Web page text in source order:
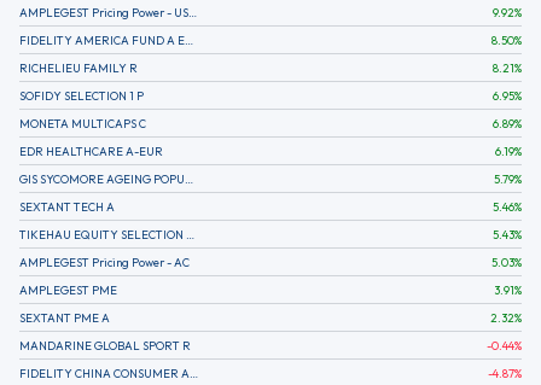
9.92%
8.50%
RICHELIEU FAMILY R
8.21%
SOFIDY SELECTION 1 P
6.95%
MONETA MULTICAPS C
6.89%
EDR HEALTHCARE A-EUR
6.19%
5.79%
SEXTANT TECH A
5.46%
5.43%
AMPLEGEST Pricing Power - AC
5.03%
AMPLEGEST PME
3.91%
SEXTANT PME A
2.32%
MANDARINE GLOBAL SPORT R
-0.44%
-4.87%